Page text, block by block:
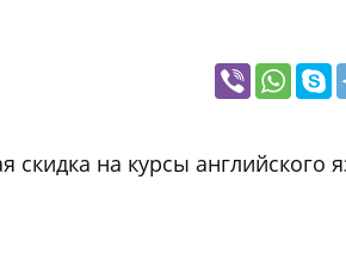
скидка на курсы английского